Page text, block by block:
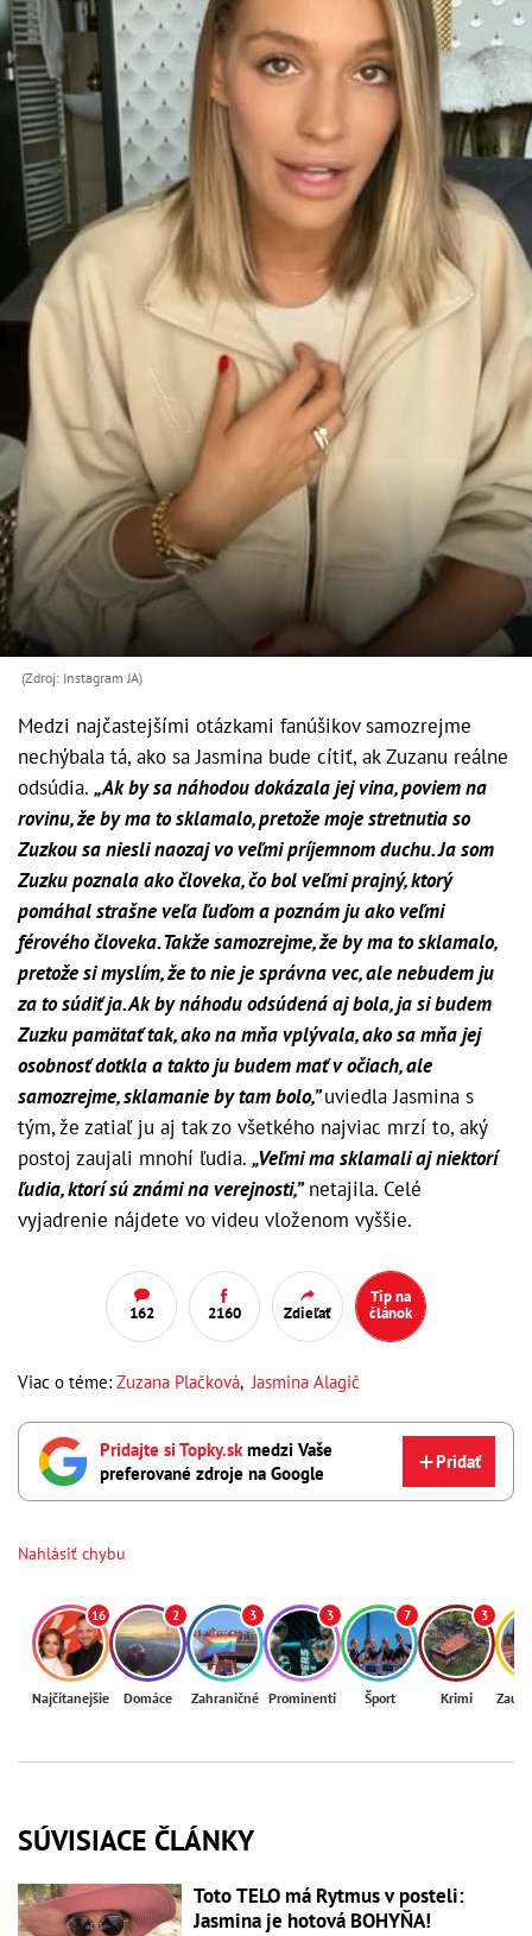
(Zdroj: Instagram JA)
Medzi najčastejšími otázkami fanúšikov samozrejme
nechýbala tá, ako sa Jasmina bude cítiť, ak Zuzanu reálne
odsúdia. „Ak by sa náhodou dokázala jej vina, poviem na
rovinu, že by ma to sklamalo, pretože moje stretnutia so
Zuzkou sa niesli naozaj vo veľmi príjemnom duchu. Ja som
Zuzku poznala ako človeka, čo bol veľmi prajný, ktorý
pomáhal strašne veľa ľuďom a poznám ju ako veľmi
férového človeka. Takže samozrejme, že by ma to sklamalo,
pretože si myslím, že to nie je správna vec, ale nebudem ju
za to súdiť ja. Ak by náhodu odsúdená aj bola, ja si budem
Zuzku pamätať tak, ako na mňa vplývala, ako sa mňa jej
osobnosť dotkla a takto ju budem mať v očiach, ale
samozrejme, sklamanie by tam bolo,”uviedla Jasmina s
tým, že zatiaľ ju aj tak zo všetkého najviac mrzí to, aký
postoj zaujali mnohí ľudia. „Veľmi ma sklamali aj niektorí
ľudia, ktorí sú známi na verejnosti,”netajila. Celé
vyjadrenie nájdete vo videu vloženom vyššie.
162 2160 Zdieľať
Tip na
článok
Viac o téme: Zuzana Plačková,Jasmina Alagič
Pridajte si Topky.sk medzi Vaše
preferované zdroje na Google
Pridať
Nahlásiť chybu
16
Najčítanejšie
2
Domáce
3
Zahraničné
3
Prominenti
7
Šport
3
Krimi
SÚVISIACE ČLÁNKY
Toto TELO má Rytmus v posteli:
Jasmina je hotová BOHYŇA!